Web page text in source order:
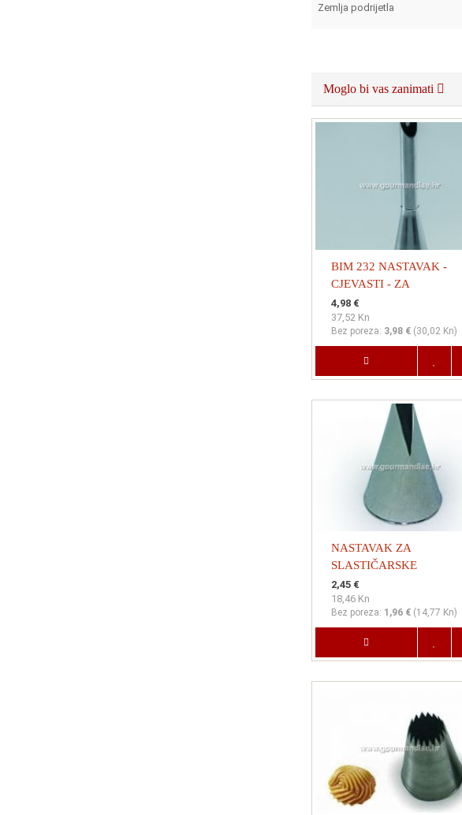
Zemlja podrijetla
Moglo bi vas zanimati
BIM 232 NASTAVAK -
CJEVASTI - ZA
SLASTIČARSKE
VREĆICE, dimenzija 8mm,
visina 95mm
4,98 €
37,52 Kn
Bez poreza: 3,98 €(30,02 Kn)
NASTAVAK ZA
SLASTIČARSKE
VREĆICE, dimenzija
5x20mm, visina 43mm
2,45 €
18,46 Kn
Bez poreza: 1,96 €(14,77 Kn)